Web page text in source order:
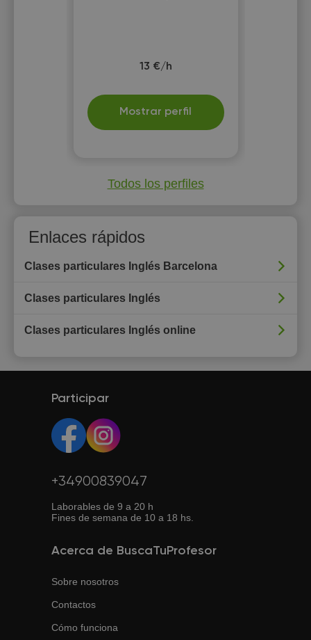
13 €/h
Mostrar perfil
Todos los perfiles
Enlaces rápidos
Clases particulares Inglés Barcelona
Clases particulares Inglés
Clases particulares Inglés online
Participar
+34900839047
Laborables de 9 a 20 h
Fines de semana de 10 a 18 hs.
Acerca de BuscaTuProfesor
Sobre nosotros
Contactos
Cómo funciona